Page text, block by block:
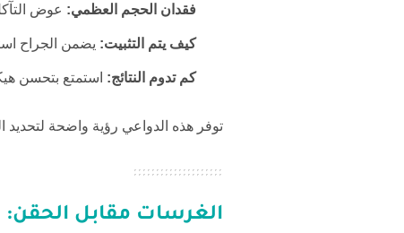
فقدان الحجم العظمي: عوض
كيف يتم التثبيت: يضمن الجراح
كم تدوم النتائج: استمتع بتحسن
توفر هذه الدواعي رؤية واضحة لتحديد
الغرسات مقابل الحقن: